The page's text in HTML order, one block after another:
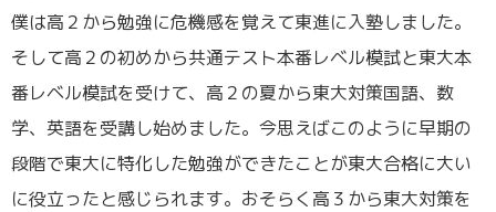
僕は高２から勉強に危機感を覚えて東進に入塾しました。
そして高２の初めから共通テスト本番レベル模試と東大本
番レベル模試を受けて、高２の夏から東大対策国語、数
学、英語を受講し始めました。今思えばこのように早期の
段階で東大に特化した勉強ができたことが東大合格に大い
に役立ったと感じられます。おそらく高３から東大対策を